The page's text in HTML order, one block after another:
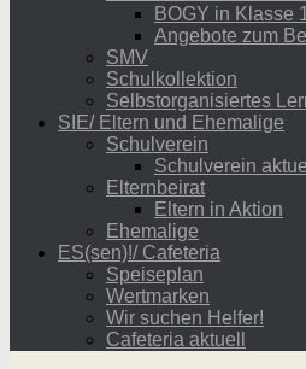
BOGY in Klasse
Angebote zum
SMV
Schulkollektion
Selbstorganisiertes
SIE/ Eltern und Ehemalige
Schulverein
Schulverein
Elternbeirat
Eltern in Aktion
Ehemalige
ES(sen)!/ Cafeteria
Speiseplan
Wertmarken
Wir suchen Helfer!
Cafeteria aktuell